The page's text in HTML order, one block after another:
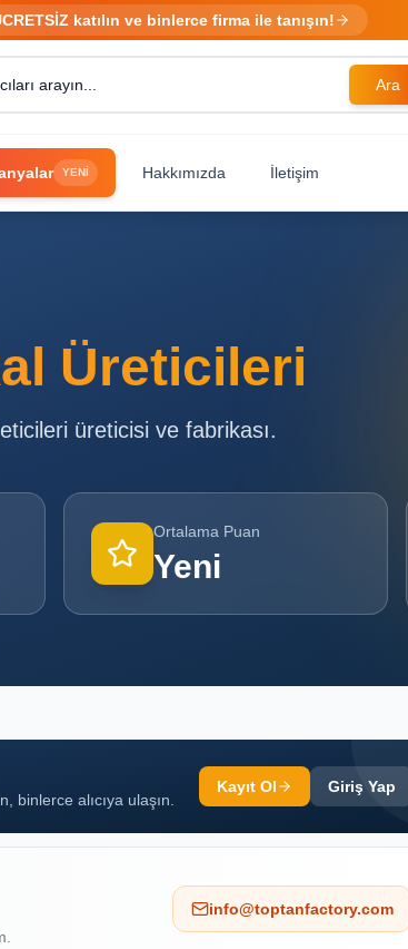
katılın ve binlerce firma ile tanışın!
Ara
YENİ Hakkımızda İletişim
Üreticileri
üreticisi ve fabrikası.
Ortalama Puan
Yeni
binlerce alıcıya ulaşın.
Kayıt Ol Giriş Yap
info@toptanfactory.com